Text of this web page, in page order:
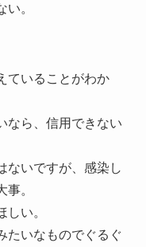
。
ていることがわか
なら、信用できない
ないですが、感染し
。
い。
たいなものでぐるぐ